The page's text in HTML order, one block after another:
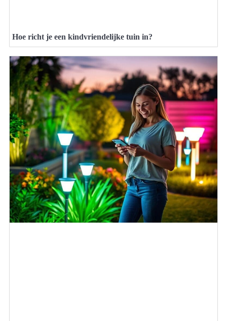
Hoe richt je een kindvriendelijke tuin in?